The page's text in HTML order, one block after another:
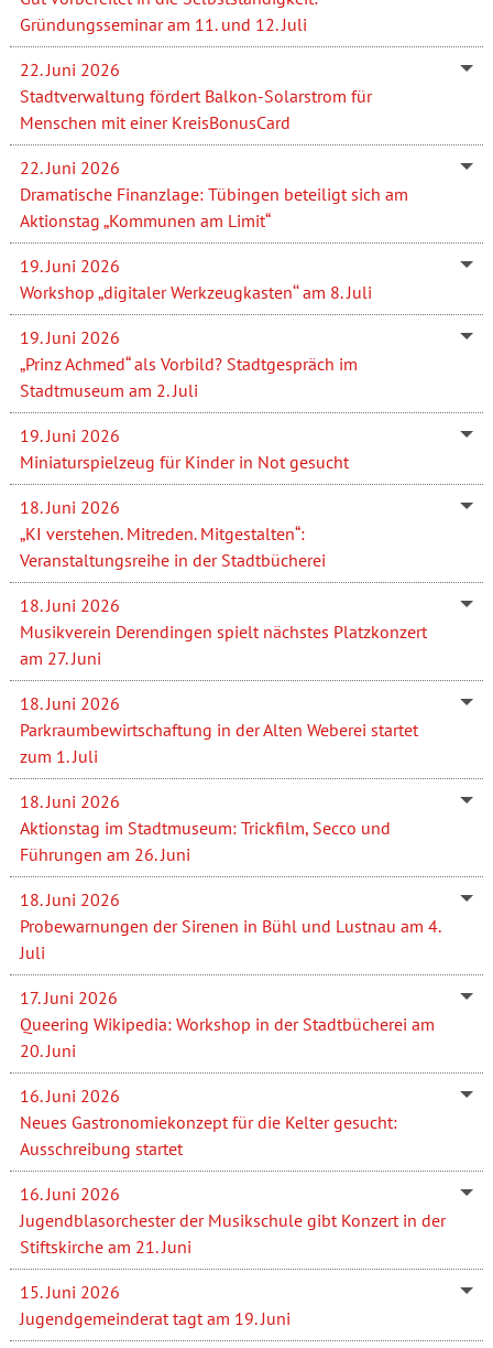
Gründungsseminar am 11. und 12. Juli
22. Juni 2026
Stadtverwaltung fördert Balkon-Solarstrom für
Menschen mit einer KreisBonusCard
22. Juni 2026
Dramatische Finanzlage: Tübingen beteiligt sich am
Aktionstag „Kommunen am Limit“
19. Juni 2026
Workshop „digitaler Werkzeugkasten‘‘ am 8. Juli
19. Juni 2026
„Prinz Achmed“ als Vorbild? Stadtgespräch im
Stadtmuseum am 2. Juli
19. Juni 2026
Miniaturspielzeug für Kinder in Not gesucht
18. Juni 2026
„KI verstehen. Mitreden. Mitgestalten“:
Veranstaltungsreihe in der Stadtbücherei
18. Juni 2026
Musikverein Derendingen spielt nächstes Platzkonzert
am 27. Juni
18. Juni 2026
Parkraumbewirtschaftung in der Alten Weberei startet
zum 1. Juli
18. Juni 2026
Aktionstag im Stadtmuseum: Trickfilm, Secco und
Führungen am 26. Juni
18. Juni 2026
Probewarnungen der Sirenen in Bühl und Lustnau am 4.
Juli
17. Juni 2026
Queering Wikipedia: Workshop in der Stadtbücherei am
20. Juni
16. Juni 2026
Neues Gastronomiekonzept für die Kelter gesucht:
Ausschreibung startet
16. Juni 2026
Jugendblasorchester der Musikschule gibt Konzert in der
Stiftskirche am 21. Juni
15. Juni 2026
Jugendgemeinderat tagt am 19. Juni